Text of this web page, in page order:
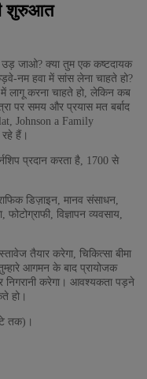
शुरुआत
उड़ जाओ? क्या तुम एक कष्टदायक
नम हवा में सांस लेना चाहते हो?
में लागू करना चाहते हो, लेकिन कब
पर समय और प्रयास मत बर्बाद
Johnson a Family
हैं।
प्रदान करता है, 1700 से
डिज़ाइन, मानव संसाधन,
विज्ञापन व्यवसाय,
तैयार करेगा, चिकित्सा बीमा
आगमन के बाद प्रायोजक
निगरानी करेगा। आवश्यकता पड़ने
हो।
तक)।